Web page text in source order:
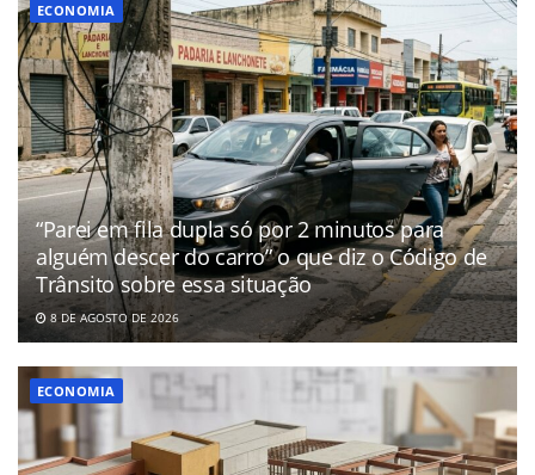
ECONOMIA
“Parei em fila dupla só por 2 minutos para
alguém descer do carro” o que diz o Código de
Trânsito sobre essa situação
8 DE AGOSTO DE 2026
ECONOMIA